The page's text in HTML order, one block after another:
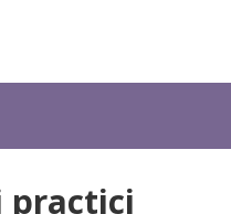
practici